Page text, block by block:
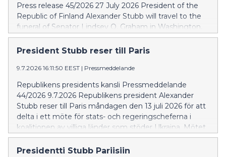
Press release 45/2026 27 July 2026 President of the
Republic of Finland Alexander Stubb will travel to the
funeral of Senator Lindsey O. Graham in Washington,
D.C., United States. President Stubb will attend the
national funeral service at the Washington National
President Stubb reser till Paris
9.7.2026 16:11:50 EEST | Pressmeddelande
Republikens presidents kansli Pressmeddelande
44/2026 9.7.2026 Republikens president Alexander
Stubb reser till Paris måndagen den 13 juli 2026 för att
delta i ett möte för stats- och regeringscheferna i
koalitionen av villiga länder som stöder Ukraina. Mötet
är sammankallat av Frankrikes president Emmanuel
Macron. På kvällen deltar president Stubb och hans
Presidentti Stubb Pariisiin